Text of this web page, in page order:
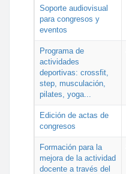
Soporte audiovisual
para congresos y
eventos
Programa de
actividades
deportivas: crossfit,
step, musculación,
pilates, yoga...
Edición de actas de
congresos
Formación para la
mejora de la actividad
docente a través del